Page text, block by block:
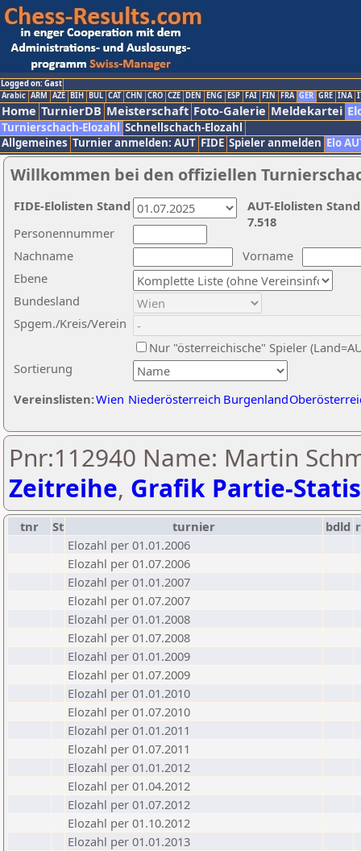
Logged on: Gast
Arabic ARM AZE BIH BUL CAT CHN CRO CZE DEN ENG ESP FAI FIN FRA GER GRE INA
Home TurnierDB Meisterschaft Foto-Galerie Meldekartei
Turnierschach-Elozahl Schnellschach-Elozahl
Allgemeines Turnier anmelden: AUT FIDE Spieler anmelden Elo
Willkommen bei den offiziellen
Nachname
Vorname
Ebene
Sortierung
Personennummer
Bundesland
Spgem./Kreis/Verein
Nur "österreichische" Spieler
Vereinslisten:Wien Niederösterreich Burgenland
AUT-Elolisten
7.518
FIDE-Elolisten Stand
Pnr:112940 Name: Martin
Zeitreihe, Grafik Partie-
tnr St turnier bdld
Elozahl per 01.01.2006
Elozahl per 01.07.2006
Elozahl per 01.01.2007
Elozahl per 01.07.2007
Elozahl per 01.01.2008
Elozahl per 01.07.2008
Elozahl per 01.01.2009
Elozahl per 01.07.2009
Elozahl per 01.01.2010
Elozahl per 01.07.2010
Elozahl per 01.01.2011
Elozahl per 01.07.2011
Elozahl per 01.01.2012
Elozahl per 01.04.2012
Elozahl per 01.07.2012
Elozahl per 01.10.2012
Elozahl per 01.01.2013